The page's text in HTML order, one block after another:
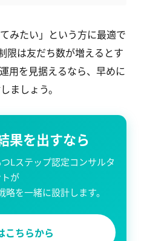
みたい」という方に最適で
限は友だち数が増えるとす
用を見据えるなら、早めに
ましょう。
果を出すなら
Lステップ認定コンサルタ
が
を一緒に設計します。
こちらから